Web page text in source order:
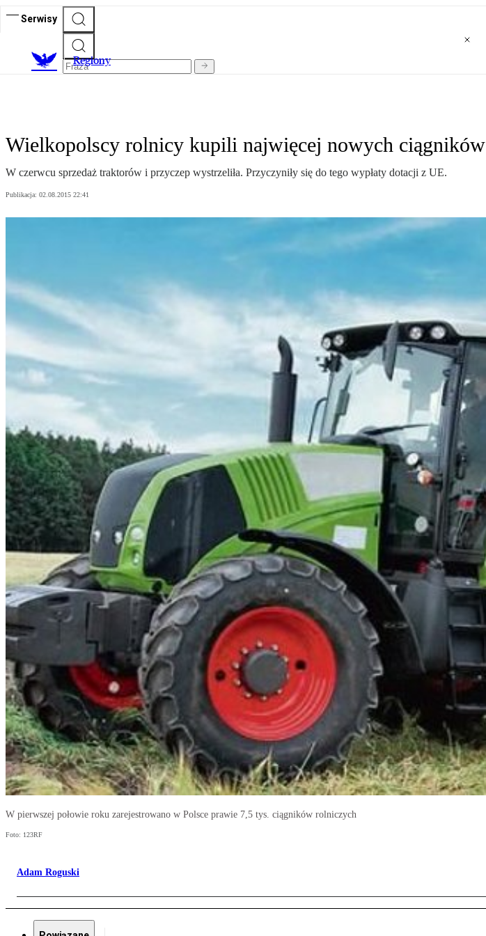
Serwisy
Regiony
Wielkopolscy rolnicy kupili najwięcej nowych ciągników
W czerwcu sprzedaż traktorów i przyczep wystrzeliła. Przyczyniły się do tego wypłaty dotacji z UE.
Publikacja: 02.08.2015 22:41
W pierwszej połowie roku zarejestrowano w Polsce prawie 7,5 tys. ciągników rolniczych
Foto: 123RF
Adam Roguski